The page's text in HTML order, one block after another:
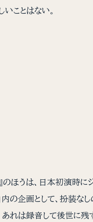
ことはない。
ほうは、日本初演時に
の企画として、扮装な
は録音して後世に残